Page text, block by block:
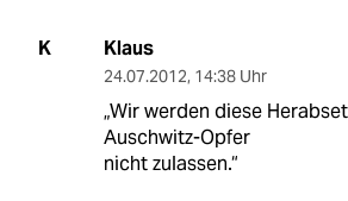
K Klaus
24.07.2012, 14:38 Uhr
„Wir werden diese
Auschwitz-Opfer
nicht zulassen.“